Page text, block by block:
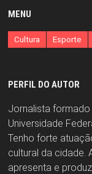
MENU
Cultura Esporte
PERFIL DO AUTOR
Jornalista formado
Universidade
Tenho forte
cultural da cidade.
apresenta e